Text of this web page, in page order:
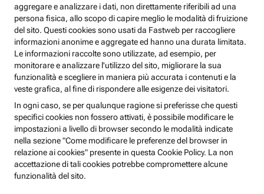
aggregare e analizzare i dati, non direttamente riferibili ad una
persona fisica, allo scopo di capire meglio le modalità di fruizione
del sito. Questi cookies sono usati da Fastweb per raccogliere
informazioni anonime e aggregate ed hanno una durata limitata.
Le informazioni raccolte sono utilizzate, ad esempio, per
monitorare e analizzare l'utilizzo del sito, migliorare la sua
funzionalità e scegliere in maniera più accurata i contenuti e la
veste grafica, al fine di rispondere alle esigenze dei visitatori.
In ogni caso, se per qualunque ragione si preferisse che questi
specifici cookies non fossero attivati, è possibile modificare le
impostazioni a livello di browser secondo le modalità indicate
nella sezione "Come modificare le preferenze del browser in
relazione ai cookies" presente in questa Cookie Policy. La non
accettazione di tali cookies potrebbe compromettere alcune
funzionalità del sito.